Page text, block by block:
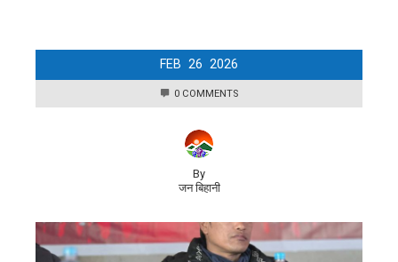
FEB 26 2026
0 COMMENTS
By
जन बिहानी